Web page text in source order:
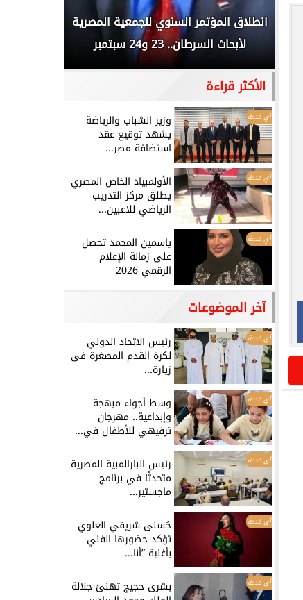
انطلاق المؤتمر السنوي للجمعية المصرية
لأبحاث السرطان.. 23 و24 سبتمبر
الأكثر قراءة
أي خدمة وزير الشباب والرياضة
يشهد توقيع عقد
استضافة مصر...
أي خدمة الأولمبياد الخاص المصري
يطلق مركز التدريب
الرياضي للاعبين...
أي خدمة ياسمين المحمد تحصل
على زمالة الإعلام
الرقمي 2026
آخر الموضوعات
أي خدمة رئيس الاتحاد الدولي
لكرة القدم المصغرة فى
زيارة...
أي خدمة وسط أجواء مبهجة
وإبداعية.. مهرجان
ترفيهي للأطفال في...
أي خدمة رئيس البارالمبية المصرية
متحدثًا في برنامج
ماجستير...
أي خدمة حُسنى شريفي العلوي
تؤكد حضورها الفني
بأغنية ”أنا...
أي خدمة بشرى حجيج تهنئ جلالة